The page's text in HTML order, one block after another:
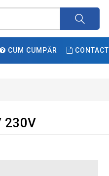
CUM CUMPĂR CONTACT
230V